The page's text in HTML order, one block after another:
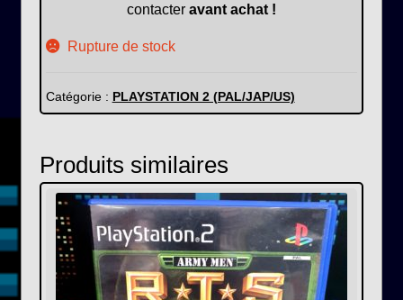
contacter avant achat !
Rupture de stock
Catégorie : PLAYSTATION 2 (PAL/JAP/US)
Produits similaires